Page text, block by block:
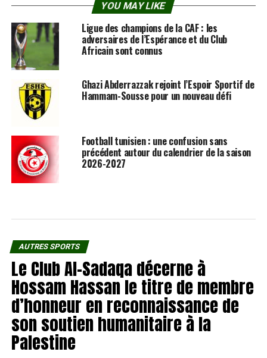
YOU MAY LIKE
Ligue des champions de la CAF : les
adversaires de l’Espérance et du Club
Africain sont connus
Ghazi Abderrazzak rejoint l’Espoir Sportif de
Hammam-Sousse pour un nouveau défi
Football tunisien : une confusion sans
précédent autour du calendrier de la saison
2026-2027
AUTRES SPORTS
Le Club Al-Sadaqa décerne à
Hossam Hassan le titre de membre
d’honneur en reconnaissance de
son soutien humanitaire à la
Palestine